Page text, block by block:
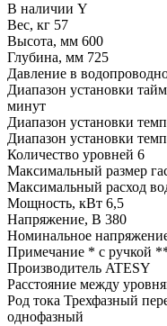
В наличии Y
Вес, кг 57
Высота, мм 600
Глубина, мм 725
Давление в
Диапазон установки
минут
Диапазон установки
Диапазон установки
Количество уровней 6
Максимальный размер
Максимальный расход
Мощность, кВт 6,5
Напряжение, В 380
Номинальное
Примечание * с ручкой
Производитель ATESY
Расстояние между
Род тока Трехфазный
однофазный